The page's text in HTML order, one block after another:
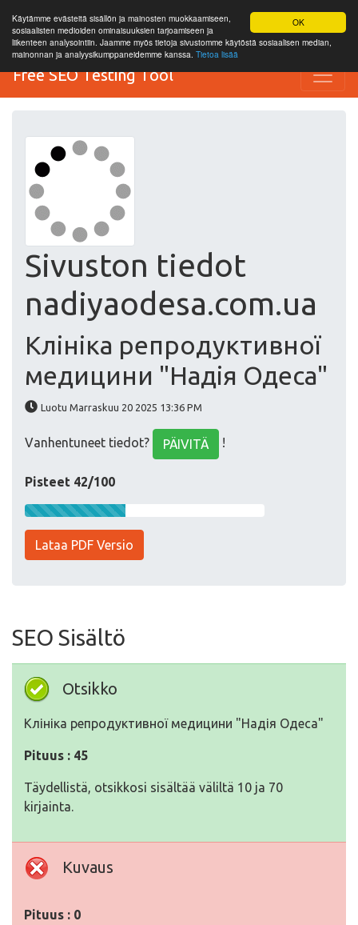
OK
Käytämme evästeitä sisällön ja mainosten muokkaamiseen,
sosiaalisten medioiden ominaisuuksien tarjoamiseen ja
liikenteen analysointiin. Jaamme myös tietoja sivustomme käytöstä sosiaalisen median,
mainonnan ja analyysikumppaneidemme kanssa. Tietoa lisää
Free SEO Testing Tool
Sivuston tiedot
nadiyaodesa.com.ua
Клініка репродуктивної
медицини "Надія Одеса"
Luotu Marraskuu 20 2025 13:36 PM
Vanhentuneet tiedot? PÄIVITÄ !
Pisteet 42/100
Lataa PDF Versio
SEO Sisältö
Otsikko
Клініка репродуктивної медицини "Надія Одеса"
Pituus : 45
Täydellistä, otsikkosi sisältää väliltä 10 ja 70
kirjainta.
Kuvaus
Pituus : 0